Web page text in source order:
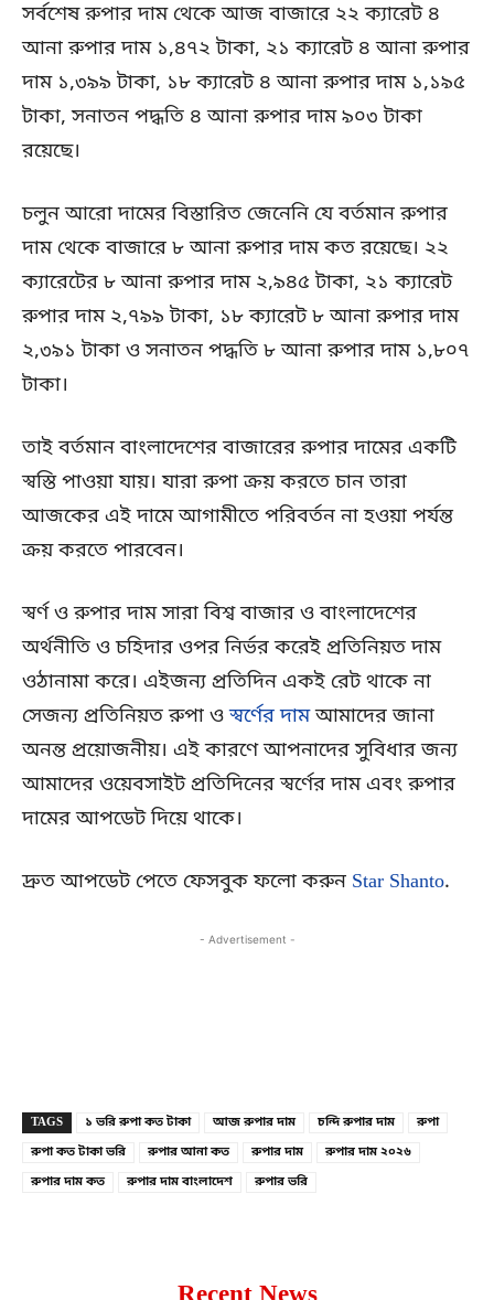
সর্বশেষ রুপার দাম থেকে আজ বাজারে ২২ ক্যারেট ৪
আনা রুপার দাম ১,৪৭২ টাকা, ২১ ক্যারেট ৪ আনা রুপার
দাম ১,৩৯৯ টাকা, ১৮ ক্যারেট ৪ আনা রুপার দাম ১,১৯৫
টাকা, সনাতন পদ্ধতি ৪ আনা রুপার দাম ৯০৩ টাকা
রয়েছে।
চলুন আরো দামের বিস্তারিত জেনেনি যে বর্তমান রুপার
দাম থেকে বাজারে ৮ আনা রুপার দাম কত রয়েছে। ২২
ক্যারেটের ৮ আনা রুপার দাম ২,৯৪৫ টাকা, ২১ ক্যারেট
রুপার দাম ২,৭৯৯ টাকা, ১৮ ক্যারেট ৮ আনা রুপার দাম
২,৩৯১ টাকা ও সনাতন পদ্ধতি ৮ আনা রুপার দাম ১,৮০৭
টাকা।
তাই বর্তমান বাংলাদেশের বাজারের রুপার দামের একটি
স্বস্তি পাওয়া যায়। যারা রুপা ক্রয় করতে চান তারা
আজকের এই দামে আগামীতে পরিবর্তন না হওয়া পর্যন্ত
ক্রয় করতে পারবেন।
স্বর্ণ ও রুপার দাম সারা বিশ্ব বাজার ও বাংলাদেশের
অর্থনীতি ও চহিদার ওপর নির্ভর করেই প্রতিনিয়ত দাম
ওঠানামা করে। এইজন্য প্রতিদিন একই রেট থাকে না
সেজন্য প্রতিনিয়ত রুপা ওস্বর্ণের দামআমাদের জানা
অনন্ত প্রয়োজনীয়। এই কারণে আপনাদের সুবিধার জন্য
আমাদের ওয়েবসাইট প্রতিদিনের স্বর্ণের দাম এবং রুপার
দামের আপডেট দিয়ে থাকে।
দ্রুত আপডেট পেতে ফেসবুক ফলো করুন Star Shanto.
- Advertisement -
TAGS ১ ভরি রুপা কত টাকা আজ রুপার দাম চন্দি রুপার দাম
রুপা
রুপা কত টাকা ভরি
রুপার আনা কত রুপার দাম
রুপার দাম ২০২৬
রুপার দাম কত
রুপার দাম বাংলাদেশ রুপার ভরি
Recent News